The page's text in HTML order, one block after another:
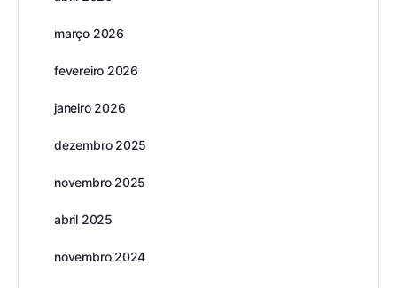
março 2026
fevereiro 2026
janeiro 2026
dezembro 2025
novembro 2025
abril 2025
novembro 2024